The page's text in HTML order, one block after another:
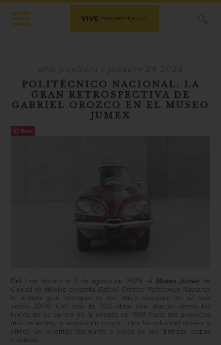
POLITÉCNICO NACIONAL: LA
GRAN RETROSPECTIVA DE
GABRIEL OROZCO EN EL MUSEO
JUMEX
Save
Del 1 de febrero al 3 de agosto de 2025, el Museo Jumexde
Ciudad de México presenta Gabriel Orozco: Politécnico Nacional,
la primera gran retrospectiva del artista mexicano en su país
desde 2006. Con más de 300 obras que abarcan desde los
inicios de su carrera en la década de 1990 hasta sus proyectos
más recientes, la exposición ocupa todas las salas del museo y
ofrece un recorrido fascinante a través de sus distintas etapas
creativas.